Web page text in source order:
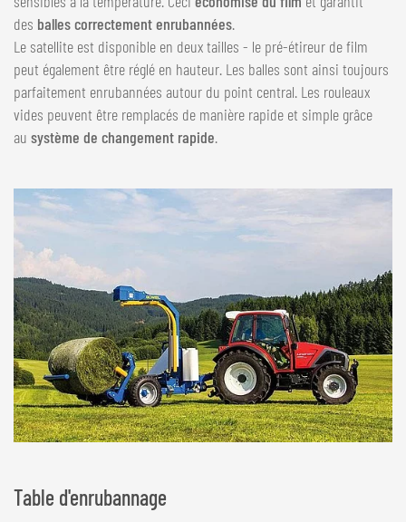
des balles correctement enrubannées.
Le satellite est disponible en deux tailles - le pré-étireur de film
peut également être réglé en hauteur. Les balles sont ainsi toujours
parfaitement enrubannées autour du point central. Les rouleaux
vides peuvent être remplacés de manière rapide et simple grâce
au système de changement rapide.
Table d'enrubannage